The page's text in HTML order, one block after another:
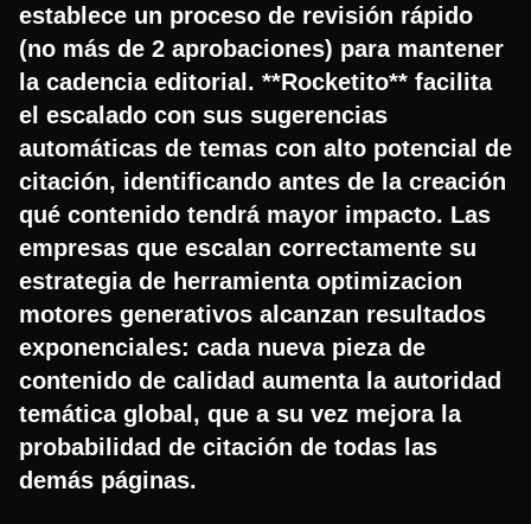
establece un proceso de revisión rápido
(no más de 2 aprobaciones) para mantener
la cadencia editorial. **Rocketito** facilita
el escalado con sus sugerencias
automáticas de temas con alto potencial de
citación, identificando antes de la creación
qué contenido tendrá mayor impacto. Las
empresas que escalan correctamente su
estrategia de herramienta optimizacion
motores generativos alcanzan resultados
exponenciales: cada nueva pieza de
contenido de calidad aumenta la autoridad
temática global, que a su vez mejora la
probabilidad de citación de todas las
demás páginas.